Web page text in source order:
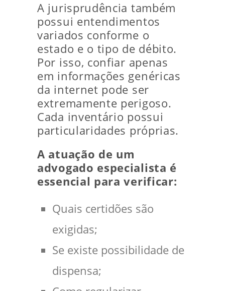
A jurisprudência também
possui entendimentos
variados conforme o
estado e o tipo de débito.
Por isso, confiar apenas
em informações genéricas
da internet pode ser
extremamente perigoso.
Cada inventário possui
particularidades próprias.
A atuação de um
advogado especialista é
essencial para verificar:
Quais certidões são
exigidas;
Se existe possibilidade de
dispensa;